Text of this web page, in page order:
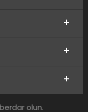
olun.